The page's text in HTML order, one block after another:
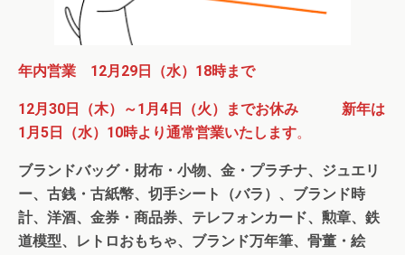
年内営業 12月29日（水）18時まで
12月30日（木）～1月4日（火）までお休み
新年は
1月5日（水）10時より通常営業いたします。
ブランドバッグ・財布・小物、金・プラチナ、ジュエリ
ー、古銭・古紙幣、切手シート（バラ）、ブランド時
計、洋酒、金券・商品券、テレフォンカード、勲章、鉄
道模型、レトロおもちゃ、ブランド万年筆、骨董・絵